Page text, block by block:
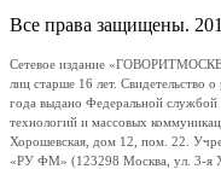
Все права защищены.
Сетевое издание
лиц старше 16 лет.
года выдано Федеральной
технологий и массовых
Хорошевская, дом 12, пом. 22.
«РУ ФМ» (123298 Москва, ул. 3-я